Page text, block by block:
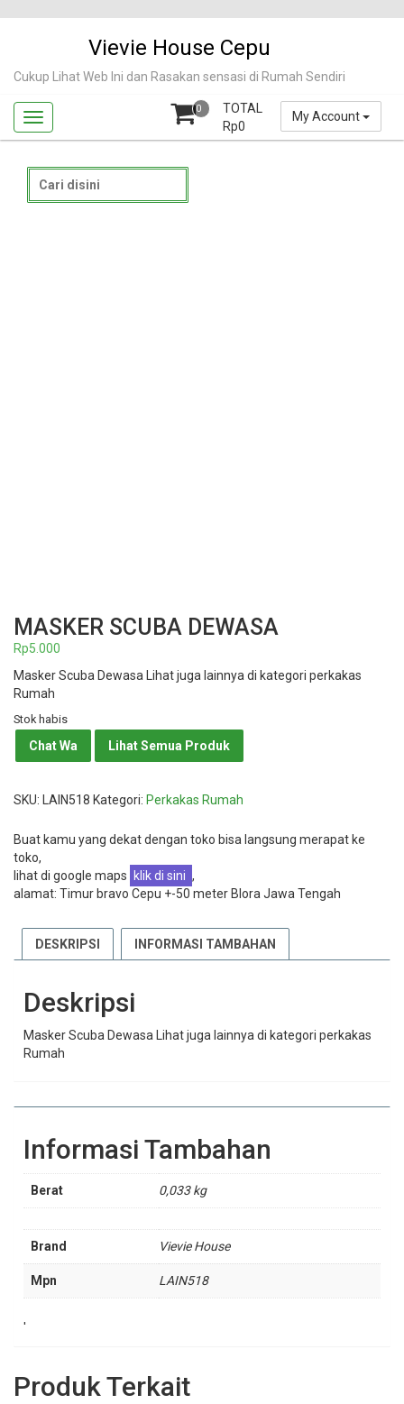
Vievie House Cepu
Cukup Lihat Web Ini dan Rasakan sensasi di Rumah Sendiri
My Account
0
TOTAL
Rp0
for:
MASKER SCUBA DEWASA
Rp5.000
Masker Scuba Dewasa Lihat juga lainnya di kategori perkakas
Rumah
Stok habis
Chat Wa Lihat Semua Produk
SKU: LAIN518 Kategori: Perkakas Rumah
Buat kamu yang dekat dengan toko bisa langsung merapat ke
toko,
lihat di google maps
klik di sini ,
alamat: Timur bravo Cepu +-50 meter Blora Jawa Tengah
DESKRIPSI INFORMASI TAMBAHAN
Deskripsi
Masker Scuba Dewasa Lihat juga lainnya di kategori perkakas
Rumah
Informasi Tambahan
Berat 0,033 kg
Brand Vievie House
Mpn LAIN518
'
Produk Terkait